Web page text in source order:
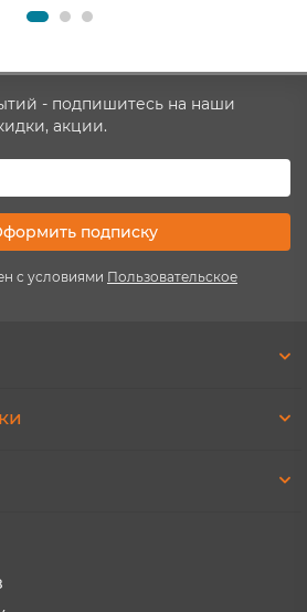
- подпишитесь на наши
акции.
подписку
с условиями Пользовательское